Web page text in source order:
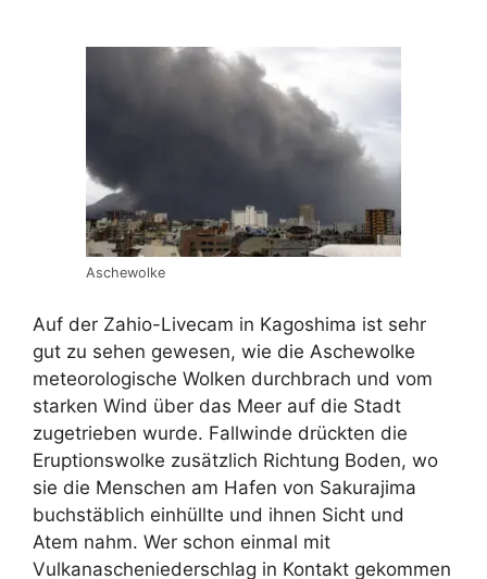
Aschewolke
Auf der Zahio-Livecam in Kagoshima ist sehr
gut zu sehen gewesen, wie die Aschewolke
meteorologische Wolken durchbrach und vom
starken Wind über das Meer auf die Stadt
zugetrieben wurde. Fallwinde drückten die
Eruptionswolke zusätzlich Richtung Boden, wo
sie die Menschen am Hafen von Sakurajima
buchstäblich einhüllte und ihnen Sicht und
Atem nahm. Wer schon einmal mit
Vulkanascheniederschlag in Kontakt gekommen